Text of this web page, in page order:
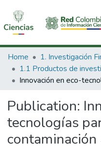
Communities & Collections
All of DSpace
Home
Publication:
tecnologías
contaminación